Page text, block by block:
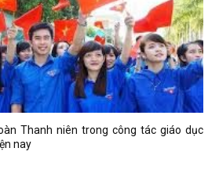
Thanh niên trong công tác giáo dục
nay